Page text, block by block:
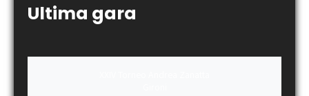
Ultima gara